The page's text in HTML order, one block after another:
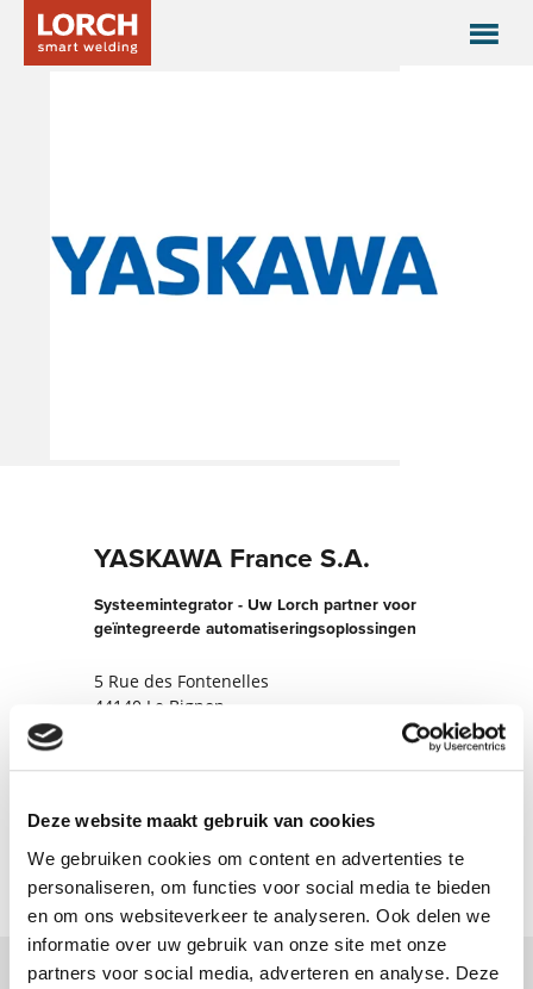
Deze website maakt gebruik van cookies
We gebruiken cookies om content en advertenties te
personaliseren, om functies voor social media te bieden
en om ons websiteverkeer te analyseren. Ook delen we
informatie over uw gebruik van onze site met onze
partners voor social media, adverteren en analyse. Deze
YASKAWA France S.A.
Systeemintegrator - Uw Lorch partner voor
geïntegreerde automatiseringsoplossingen
5 Rue des Fontenelles
44140 Le Bignon
+330240131919
Nu contact opnemen